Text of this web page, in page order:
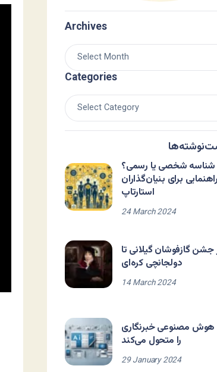
Archives
Categories
شناسه شخصی یا رسمی؟
راهنمایی برای بنیان‌گذاران
استارتاپ
24 March 2024
جشن گازفوشان گیلانی تا
دولجانچی کره‌ای
14 March 2024
هوش مصنوعی خبرنگاری
را متحول می‌کند
29 January 2024